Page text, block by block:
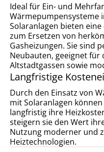
Ideal für Ein- und
Wärmepumpensysteme
Solaranlagen bieten
zum Ersetzen von
Gasheizungen. Sie sind
Neubauten, geeignet für
Altstadtgassen sowie
Langfristige
Durch den Einsatz von
mit Solaranlagen
langfristig ihre
steigern sie den Wert
Nutzung moderner und
Heiztechnologien.